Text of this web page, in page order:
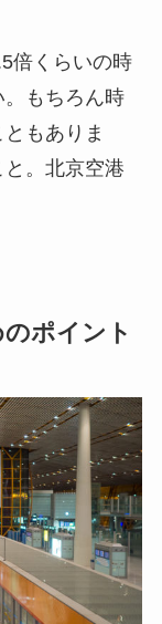
倍くらいの時
もちろん時
もありま
。北京空港
ポイント